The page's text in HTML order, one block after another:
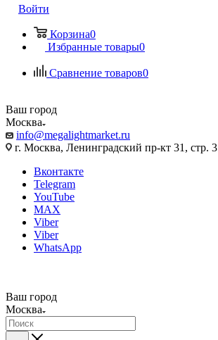
Войти
Корзина0
Избранные товары0
Сравнение товаров0
Ваш город
Москва
info@megalightmarket.ru
г. Москва, Ленинградский пр-кт 31, стр. 3
Вконтакте
Telegram
YouTube
MAX
Viber
Viber
WhatsApp
Ваш город
Москва